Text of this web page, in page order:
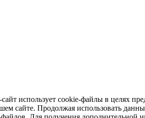
использует cookie-файлы в целях
сайте. Продолжая использовать